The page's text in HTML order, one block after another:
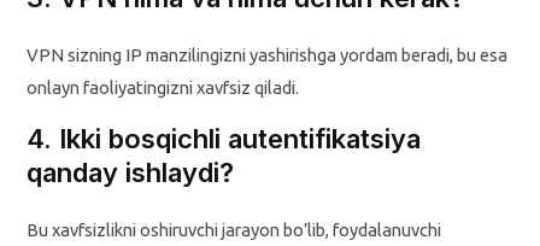
VPN sizning IP manzilingizni yashirishga yordam beradi, bu esa
onlayn faoliyatingizni xavfsiz qiladi.
4. Ikki bosqichli autentifikatsiya
qanday ishlaydi?
Bu xavfsizlikni oshiruvchi jarayon bo’lib, foydalanuvchi